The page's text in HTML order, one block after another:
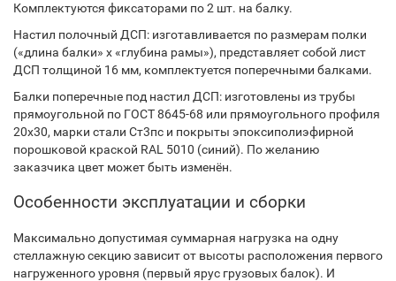
Комплектуются фиксаторами по 2 шт. на балку.
Настил полочный ДСП: изготавливается по размерам полки
(«длина балки» х «глубина рамы»), представляет собой лист
ДСП толщиной 16 мм, комплектуется поперечными балками.
Балки поперечные под настил ДСП: изготовлены из трубы
прямоугольной по ГОСТ 8645-68 или прямоугольного профиля
20х30, марки стали Ст3пс и покрыты эпоксиполиэфирной
порошковой краской RAL 5010 (синий). По желанию
заказчика цвет может быть изменён.
Особенности эксплуатации и сборки
Максимально допустимая суммарная нагрузка на одну
стеллажную секцию зависит от высоты расположения первого
нагруженного уровня (первый ярус грузовых балок). И